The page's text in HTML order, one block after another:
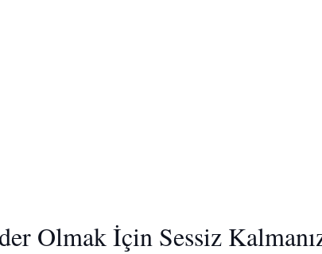
Olmak İçin Sessiz